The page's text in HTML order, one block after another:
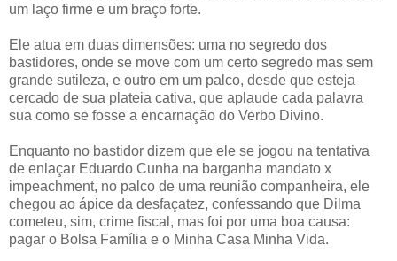
um laço firme e um braço forte.
Ele atua em duas dimensões: uma no segredo dos
bastidores, onde se move com um certo segredo mas sem
grande sutileza, e outro em um palco, desde que esteja
cercado de sua plateia cativa, que aplaude cada palavra
sua como se fosse a encarnação do Verbo Divino.
Enquanto no bastidor dizem que ele se jogou na tentativa
de enlaçar Eduardo Cunha na barganha mandato x
impeachment, no palco de uma reunião companheira, ele
chegou ao ápice da desfaçatez, confessando que Dilma
cometeu, sim, crime fiscal, mas foi por uma boa causa:
pagar o Bolsa Família e o Minha Casa Minha Vida.